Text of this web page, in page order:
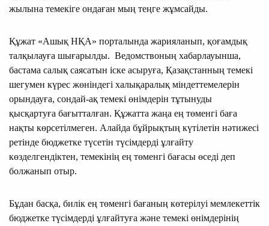
жылына темекіге ондаған мың теңге жұмсайды.
Құжат «Ашық НҚА» порталында жарияланып, қоғамдық
талқылауға шығарылды. Ведомствоның хабарлауынша,
бастама салық саясатын іске асыруға, Қазақстанның темекі
шегумен күрес жөніндегі халықаралық міндеттемелерін
орындауға, сондай-ақ темекі өнімдерін тұтынуды
қысқартуға бағытталған. Құжатта жаңа ең төменгі баға
нақты көрсетілмеген. Алайда бұйрықтың күтілетін нәтижесі
ретінде бюджетке түсетін түсімдерді ұлғайту
көзделгендіктен, темекінің ең төменгі бағасы өседі деп
болжанып отыр.
Бұдан басқа, билік ең төменгі бағаның көтерілуі мемлекеттік
бюджетке түсімдерді ұлғайтуға және темекі өнімдерінің